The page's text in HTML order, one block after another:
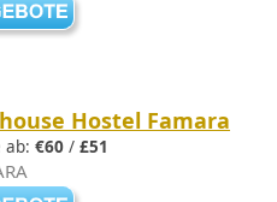
Hostel Famara
ab: €60 / £51